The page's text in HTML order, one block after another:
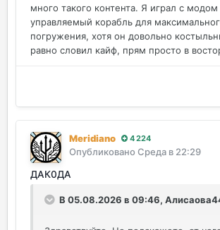
много такого контента. Я играл с модом
управляемый корабль для
погружения, хотя он довольно
равно словил кайф, прям просто в
Meridiano 4 224
Опубликовано Среда в 22:29
ДАК0ДА
В 05.08.2026 в 09:46,